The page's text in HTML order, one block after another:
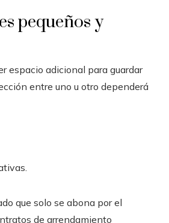
pequeños y
espacio adicional para guardar
entre uno u otro dependerá
que solo se abona por el
de arrendamiento